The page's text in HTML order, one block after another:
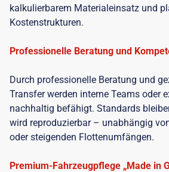
kalkulierbarem Materialeinsatz und
Kostenstrukturen.
Professionelle Beratung und
Durch professionelle Beratung und
Transfer werden interne Teams oder
nachhaltig befähigt. Standards
wird reproduzierbar – unabhängig
oder steigenden Flottenumfängen.
Premium-Fahrzeugpflege „Made in